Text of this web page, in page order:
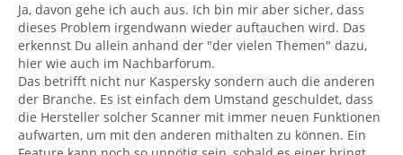
Ja, davon gehe ich auch aus. Ich bin mir aber sicher, dass
dieses Problem irgendwann wieder auftauchen wird. Das
erkennst Du allein anhand der "der vielen Themen" dazu,
hier wie auch im Nachbarforum.
Das betrifft nicht nur Kaspersky sondern auch die anderen
der Branche. Es ist einfach dem Umstand geschuldet, dass
die Hersteller solcher Scanner mit immer neuen Funktionen
aufwarten, um mit den anderen mithalten zu können. Ein